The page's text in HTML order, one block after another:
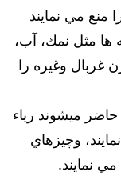
منع مي نمايند
ها مثل نمك، آب،
غربال وغيره را
حاضر ميشوند رياء
وچيزهاي
نمايند.